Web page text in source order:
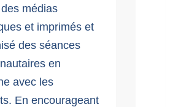
médias
et imprimés et
des séances
en
avec les
En encourageant